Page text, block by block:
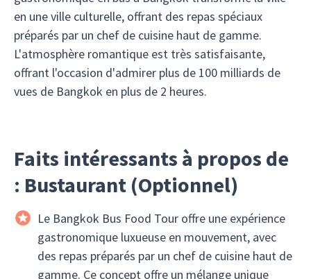
en une ville culturelle, offrant des repas spéciaux
préparés par un chef de cuisine haut de gamme.
L'atmosphère romantique est très satisfaisante,
offrant l'occasion d'admirer plus de 100 milliards de
vues de Bangkok en plus de 2 heures.
Faits intéressants à propos de
: Bustaurant (Optionnel)
Le Bangkok Bus Food Tour offre une expérience
gastronomique luxueuse en mouvement, avec
des repas préparés par un chef de cuisine haut de
gamme. Ce concept offre un mélange unique